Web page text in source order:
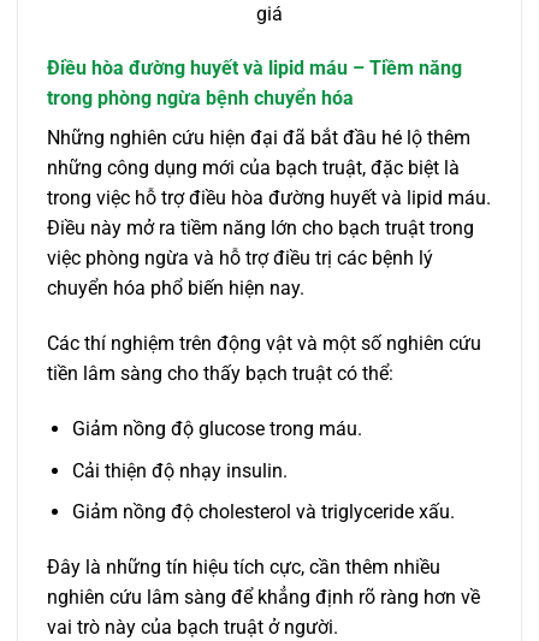
giá
Điều hòa đường huyết và lipid máu – Tiềm năng
trong phòng ngừa bệnh chuyển hóa
Những nghiên cứu hiện đại đã bắt đầu hé lộ thêm
những công dụng mới của bạch truật, đặc biệt là
trong việc hỗ trợ điều hòa đường huyết và lipid máu.
Điều này mở ra tiềm năng lớn cho bạch truật trong
việc phòng ngừa và hỗ trợ điều trị các bệnh lý
chuyển hóa phổ biến hiện nay.
Các thí nghiệm trên động vật và một số nghiên cứu
tiền lâm sàng cho thấy bạch truật có thể:
Giảm nồng độ glucose trong máu.
Cải thiện độ nhạy insulin.
Giảm nồng độ cholesterol và triglyceride xấu.
Đây là những tín hiệu tích cực, cần thêm nhiều
nghiên cứu lâm sàng để khẳng định rõ ràng hơn về
vai trò này của bạch truật ở người.